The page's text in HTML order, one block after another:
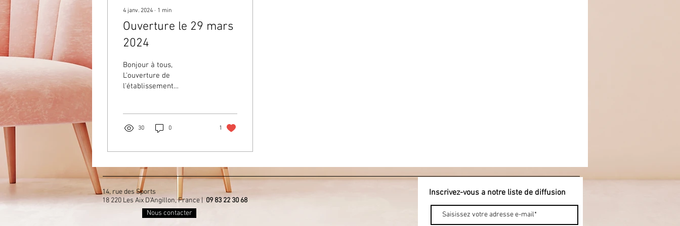
4 janv. 2024 ∙ 1 min
Ouverture le 29 mars
2024
Bonjour à tous,
L'ouverture de
l'établissement
mars 2024. A...
30 0 1
14, rue des Sports
18 220 Les Aix D'Angillon, France | 09 83 22 30 68
Nous contacter
Inscrivez-vous a notre liste de diffusion